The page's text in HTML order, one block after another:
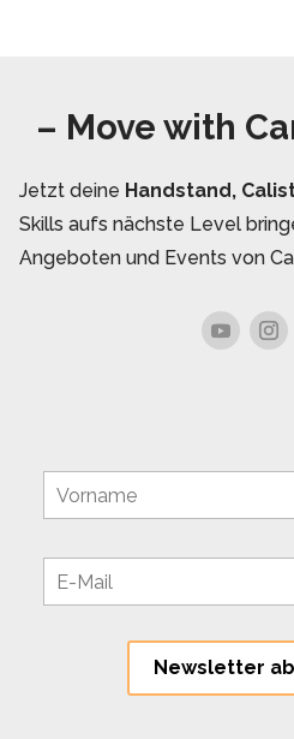
– Move with
Jetzt deine Handstand,
Skills aufs nächste Level
Angeboten und Events von